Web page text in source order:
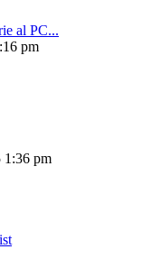
al PC...
pm
1:36 pm